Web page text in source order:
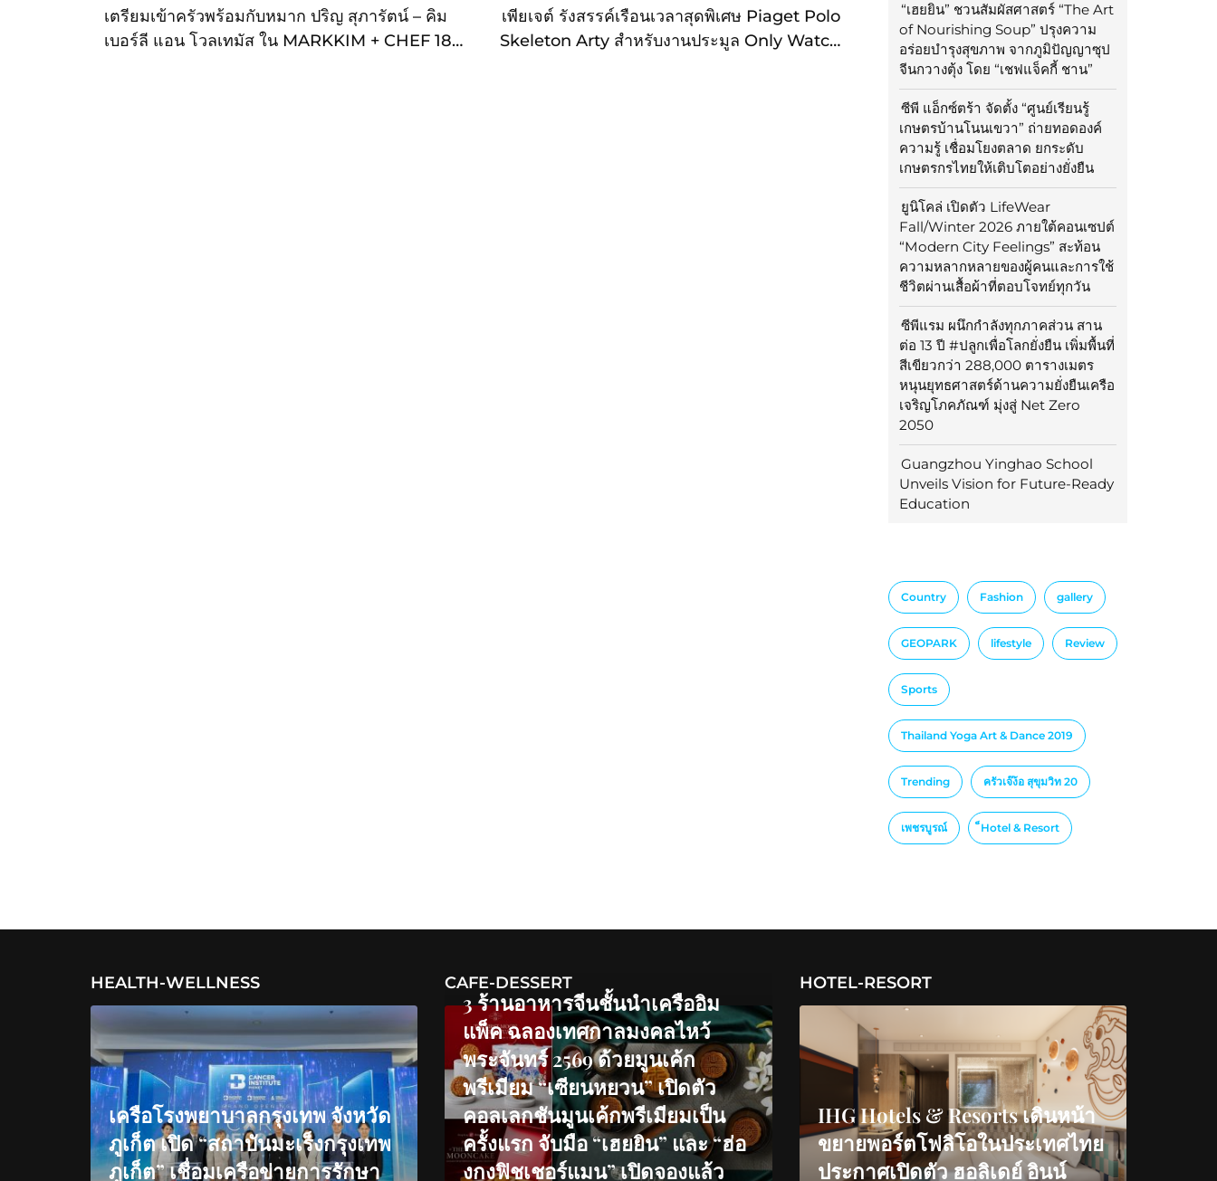
“เฮยยิน” ชวนสัมผัสศาสตร์ “The Art
of Nourishing Soup” ปรุงความ
อร่อยบำรุงสุขภาพ จากภูมิปัญญาซุป
จีนกวางตุ้ง โดย “เชฟแจ็คกี้ ชาน”
ซีพี แอ็กซ์ตร้า จัดตั้ง “ศูนย์เรียนรู้
เกษตรบ้านโนนเขวา” ถ่ายทอดองค์
ความรู้ เชื่อมโยงตลาด ยกระดับ
เกษตรกรไทยให้เติบโตอย่างยั่งยืน
ยูนิโคล่ เปิดตัว LifeWear
Fall/Winter 2026 ภายใต้คอนเซปต์
“Modern City Feelings” สะท้อน
ความหลากหลายของผู้คนและการใช้
ชีวิตผ่านเสื้อผ้าที่ตอบโจทย์ทุกวัน
ซีพีแรม ผนึกกำลังทุกภาคส่วน สาน
ต่อ 13 ปี #ปลูกเพื่อโลกยั่งยืน เพิ่มพื้นที่
สีเขียวกว่า 288,000 ตารางเมตร
หนุนยุทธศาสตร์ด้านความยั่งยืนเครือ
เจริญโภคภัณฑ์ มุ่งสู่ Net Zero
2050
Guangzhou Yinghao School
Unveils Vision for Future-Ready
Education
Country Fashion gallery
GEOPARK lifestyle Review
Sports
Thailand Yoga Art & Dance 2019
Trending ครัวเจ๊ง้อ สุขุมวิท 20
เพชรบูรณ์ ็Hotel & Resort
เตรียมเข้าครัวพร้อมกับหมาก ปริญ สุภารัตน์ – คิม
เบอร์ลี แอน โวลเทมัส ใน MARKKIM + CHEF 18
เพียเจต์ รังสรรค์เรือนเวลาสุดพิเศษ Piaget Polo
Skeleton Arty สำหรับงานประมูล Only Watch
HEALTH-WELLNESS
เครือโรงพยาบาลกรุงเทพ จังหวัด
ภูเก็ต เปิด “สถาบันมะเร็งกรุงเทพ
ภูเก็ต” เชื่อมเครือข่ายการรักษา
CAFE-DESSERT
3 ร้านอาหารจีนชั้นนำเครืออิม
แพ็ค ฉลองเทศกาลมงคลไหว้
พระจันทร์ 2569 ด้วยมูนเค้ก
พรีเมียม “เซียนหยวน” เปิดตัว
คอลเลกชันมูนเค้กพรีเมียมเป็น
ครั้งแรก จับมือ “เฮยยิน” และ “ฮ่อ
งกงฟิชเชอร์แมน” เปิดจองแล้ว
HOTEL-RESORT
IHG Hotels & Resorts เดินหน้า
ขยายพอร์ตโฟลิโอในประเทศไทย
ประกาศเปิดตัว ฮอลิเดย์ อินน์